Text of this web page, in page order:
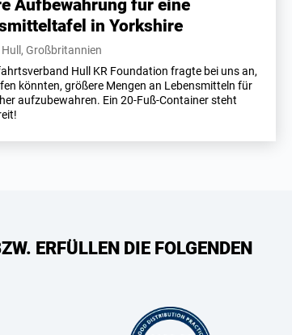
Aufbewahrung für eine
in Yorkshire
Großbritannien
Hull KR Foundation fragte bei uns an,
könnten, größere Mengen an Lebensmitteln für
aufzubewahren. Ein 20-Fuß-Container steht
ERFÜLLEN DIE FOLGENDEN